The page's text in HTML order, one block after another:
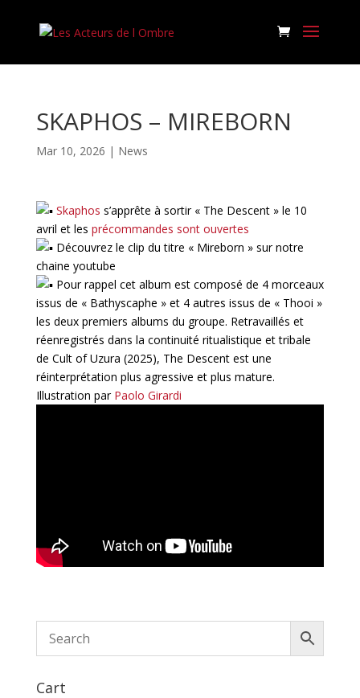
SKAPHOS – MIREBORN
Mar 10, 2026 | News
Skaphos s’apprête à sortir « The Descent » le 10
avril et les précommandes sont ouvertes
Découvrez le clip du titre « Mireborn » sur notre
chaine youtube
Pour rappel cet album est composé de 4 morceaux
issus de « Bathyscaphe » et 4 autres issus de « Thooi »
les deux premiers albums du groupe. Retravaillés et
réenregistrés dans la continuité ritualistique et tribale
de Cult of Uzura (2025), The Descent est une
réinterprétation plus agressive et plus mature.
Illustration par Paolo Girardi
Cart